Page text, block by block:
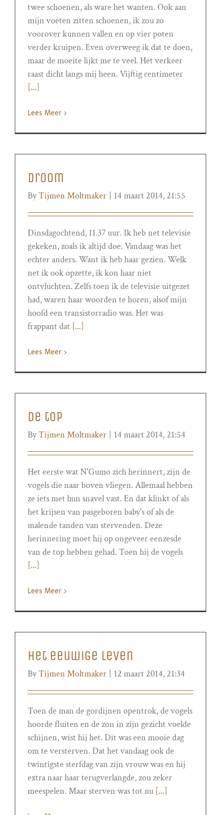
twee schoenen, als ware het wanten. Ook aan
mijn voeten zitten schoenen, ik zou zo
voorover kunnen vallen en op vier poten
verder kruipen. Even overweeg ik dat te doen,
maar de moeite lijkt me te veel. Het verkeer
raast dicht langs mij heen. Vijftig centimeter
[...]
Lees Meer
Droom
ByTijmen Moltmaker 14 maart 2014, 21:55
Dinsdagochtend, 11.37 uur. Ik heb net televisie
gekeken, zoals ik altijd doe. Vandaag was het
echter anders. Want ik heb haar gezien. Welk
net ik ook opzette, ik kon haar niet
ontvluchten. Zelfs toen ik de televisie uitgezet
had, waren haar woorden te horen, alsof mijn
hoofd een transistorradio was. Het was
frappant dat [...]
Lees Meer
De top
ByTijmen Moltmaker 14 maart 2014, 21:54
Het eerste wat N'Gumo zich herinnert, zijn de
vogels die naar boven vliegen. Allemaal hebben
ze iets met hun snavel vast. En dat klinkt of als
het krijsen van pasgeboren baby's of als de
malende tanden van stervenden. Deze
herinnering moet hij op ongeveer eenzesde
van de top hebben gehad. Toen hij de vogels
[...]
Lees Meer
Het eeuwige leven
ByTijmen Moltmaker 12 maart 2014, 21:34
Toen de man de gordijnen opentrok, de vogels
hoorde fluiten en de zon in zijn gezicht voelde
schijnen, wist hij het. Dit was een mooie dag
om te versterven. Dat het vandaag ook de
twintigste sterfdag van zijn vrouw was en hij
extra naar haar terugverlangde, zou zeker
meespelen. Maar sterven was tot nu [...]